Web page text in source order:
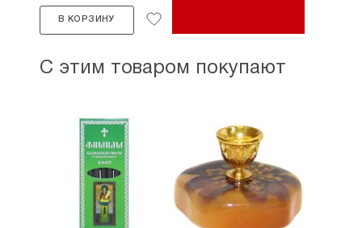
В КОРЗИНУ
С этим товаром покупают